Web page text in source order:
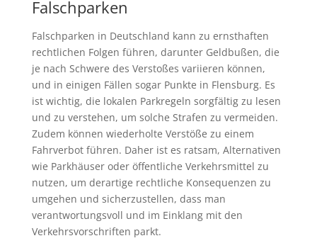
Falschparken
Falschparken in Deutschland kann zu ernsthaften
rechtlichen Folgen führen, darunter Geldbußen, die
je nach Schwere des Verstoßes variieren können,
und in einigen Fällen sogar Punkte in Flensburg. Es
ist wichtig, die lokalen Parkregeln sorgfältig zu lesen
und zu verstehen, um solche Strafen zu vermeiden.
Zudem können wiederholte Verstöße zu einem
Fahrverbot führen. Daher ist es ratsam, Alternativen
wie Parkhäuser oder öffentliche Verkehrsmittel zu
nutzen, um derartige rechtliche Konsequenzen zu
umgehen und sicherzustellen, dass man
verantwortungsvoll und im Einklang mit den
Verkehrsvorschriften parkt.